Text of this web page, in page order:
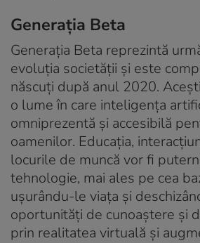
Generația Beta
Generația Beta reprezintă
evoluția societății și este
născuți după anul 2020.
o lume în care inteligența
omniprezentă și accesibilă
oamenilor. Educația,
locurile de muncă vor fi
tehnologie, mai ales pe cea
ușurându-le viața și
oportunități de cunoaștere și
prin realitatea virtuală și